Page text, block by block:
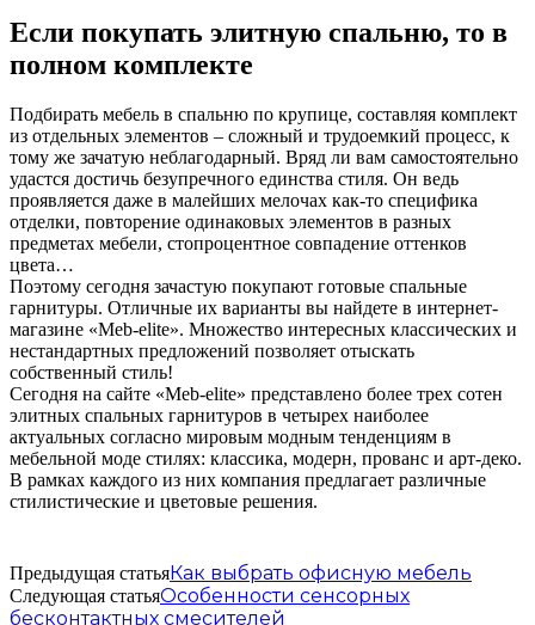
Если покупать элитную спальню, то в
полном комплекте
Подбирать мебель в спальню по крупице, составляя комплект
из отдельных элементов – сложный и трудоемкий процесс, к
тому же зачатую неблагодарный. Вряд ли вам самостоятельно
удастся достичь безупречного единства стиля. Он ведь
проявляется даже в малейших мелочах как-то специфика
отделки, повторение одинаковых элементов в разных
предметах мебели, стопроцентное совпадение оттенков
цвета…
Поэтому сегодня зачастую покупают готовые спальные
гарнитуры. Отличные их варианты вы найдете в интернет-
магазине «Meb-elite». Множество интересных классических и
нестандартных предложений позволяет отыскать
собственный стиль!
Сегодня на сайте «Meb-elite» представлено более трех сотен
элитных спальных гарнитуров в четырех наиболее
актуальных согласно мировым модным тенденциям в
мебельной моде стилях: классика, модерн, прованс и арт-деко.
В рамках каждого из них компания предлагает различные
стилистические и цветовые решения.
Предыдущая статьяКак выбрать офисную мебель
Следующая статьяОсобенности сенсорных
бесконтактных смесителей